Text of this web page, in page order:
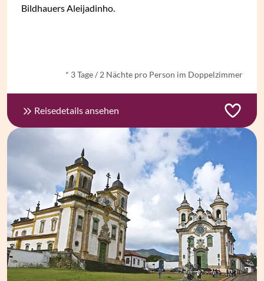
Bildhauers Aleijadinho.
* 3 Tage / 2 Nächte pro Person im Doppelzimmer
Reisedetails ansehen